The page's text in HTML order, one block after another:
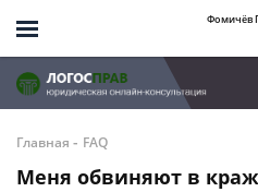
Фомичёв
Главная - FAQ
Меня обвиняют в